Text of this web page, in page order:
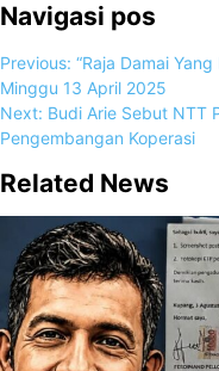
Navigasi pos
Previous: “Raja Damai
Minggu 13 April 2025
Next: Budi Arie Sebut NTT
Pengembangan Koperasi
Related News